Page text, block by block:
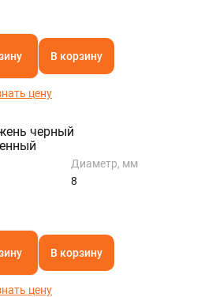
В корзину
цену
черный
Диаметр, мм
8
В корзину
цену